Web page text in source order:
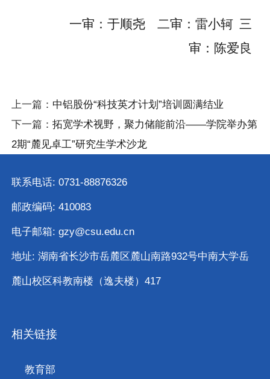
一审：于顺尧
二审：雷小轲 三
审：陈爱良
上一篇： 中铝股份“科技英才计划”培训圆满结业
下一篇：拓宽学术视野，聚力储能前沿——学院举办第
2期“麓见卓工”研究生学术沙龙
联系电话: 0731-88876326
邮政编码: 410083
电子邮箱: gzy@csu.edu.cn
地址: 湖南省长沙市岳麓区麓山南路932号中南大学岳
麓山校区科教南楼（逸夫楼）417
相关链接
教育部